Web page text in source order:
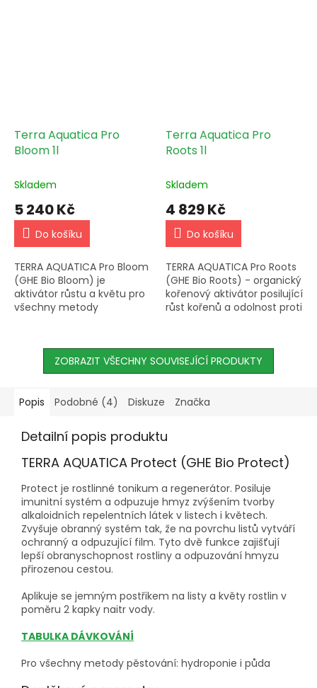
Terra Aquatica Pro
Bloom 1l
Skladem
5 240 Kč
Do košíku
TERRA AQUATICA Pro Bloom
(GHE Bio Bloom) je
aktivátor růstu a květu pro
všechny metody
zlepšuje fotosyntézu. Pro
půdu aktivuje...
Terra Aquatica Pro
Roots 1l
Skladem
4 829 Kč
Do košíku
TERRA AQUATICA Pro Roots
(GHE Bio Roots) - organický
kořenový aktivátor posilující
růst kořenů a odolnost proti
ZOBRAZIT VŠECHNY SOUVISEJÍCÍ PRODUKTY
Popis Podobné (4) Diskuze Značka
Detailní popis produktu
TERRA AQUATICA Protect (GHE Bio Protect)
Protect je rostlinné tonikum a regenerátor. Posiluje
imunitní systém a odpuzuje hmyz zvýšením tvorby
alkaloidních repelentních látek v listech i květech.
Zvyšuje obranný systém tak, že na povrchu listů vytváří
ochranný a odpuzující film. Tyto dvě funkce zajišťují
lepší obranyschopnost rostliny a odpuzování hmyzu
přirozenou cestou.
Aplikuje se jemným postřikem na listy a květy rostlin v
poměru 2 kapky naitr vody.
TABULKA DÁVKOVÁNÍ
Pro všechny metody pěstování: hydroponie i půda